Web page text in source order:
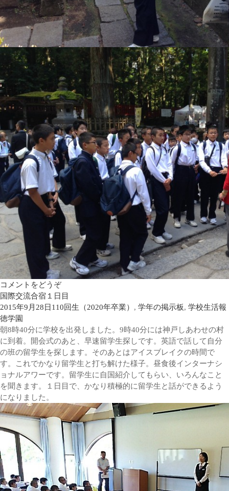
コメントをどうぞ
国際交流合宿１日目
2015年9月28日 110回生（2020年卒業） , 学年の掲示板, 学校生活報
徳学園
朝8時40分に学校を出発しました。9時40分には神戸しあわせの村
に到着。開会式のあと、早速留学生探しです。英語で話して自分
の班の留学生を探します。そのあとはアイスブレイクの時間で
す。これでかなり留学生と打ち解けた様子。昼食後インターナシ
ョナルアワーです。留学生に自国紹介してもらい、いろんなこと
を聞きます。１日目で、かなり積極的に留学生と話ができるよう
になりました。